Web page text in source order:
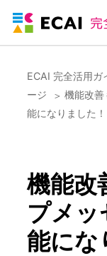
ECAI 完全活用ガ
ージ
機能改
能になりました！
機能
プメッ
能にな